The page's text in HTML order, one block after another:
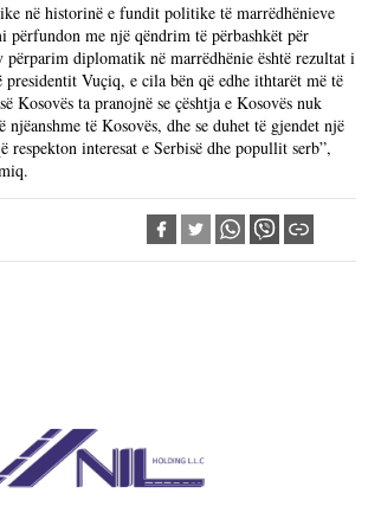
në historinë e fundit politike të marrëdhënieve
me një qëndrim të përbashkët për
përparim diplomatik në marrëdhënie është rezultat i
presidentit Vuçiq, e cila bën që edhe ithtarët më të
Kosovës ta pranojnë se çështja e Kosovës nuk
të Kosovës, dhe se duhet të gjendet një
interesat e Serbisë dhe popullit serb”,